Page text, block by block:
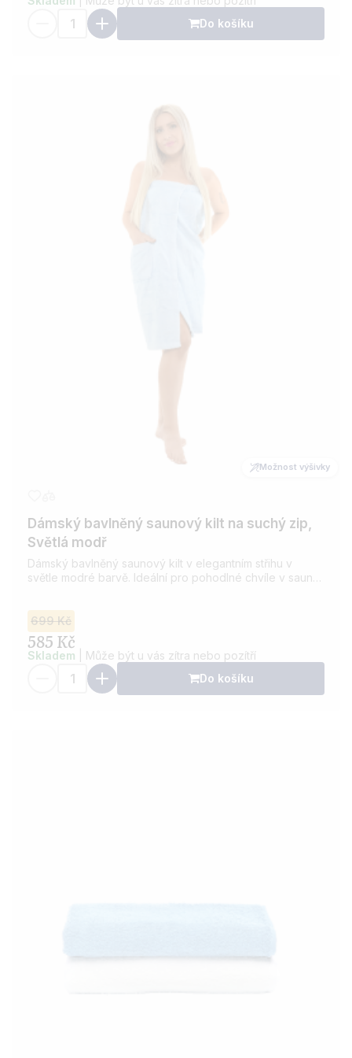
Do košíku
Možnost výšivky
Dámský bavlněný saunový kilt na suchý zip,
Světlá modř
Dámský bavlněný saunový kilt v elegantním střihu v
světle modré barvě. Ideální pro pohodlné chvíle v sauně.
699 Kč
585 Kč
Skladem
| Může být u vás zítra nebo pozítří
Do košíku